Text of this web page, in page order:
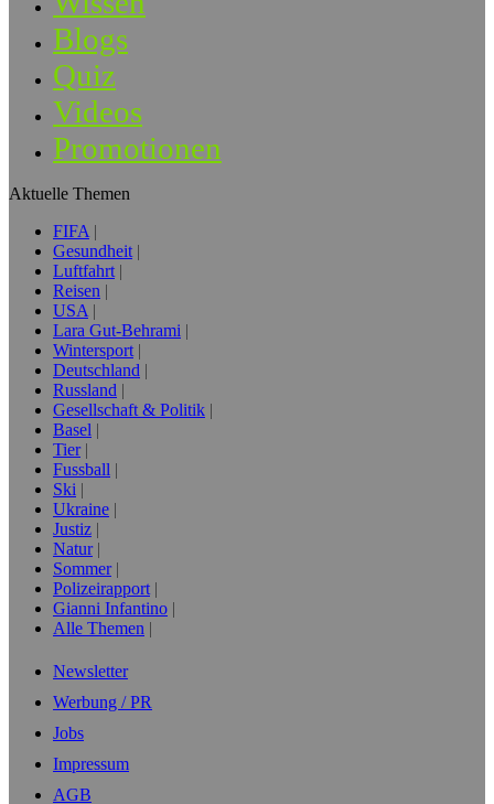
Blogs
Quiz
Videos
Promotionen
Aktuelle Themen
FIFA
Gesundheit
Luftfahrt
Reisen
USA
Lara Gut-Behrami
Wintersport
Deutschland
Russland
Gesellschaft & Politik
Basel
Tier
Fussball
Ski
Ukraine
Justiz
Natur
Sommer
Polizeirapport
Gianni Infantino
Alle Themen
Newsletter
Werbung / PR
Jobs
Impressum
AGB